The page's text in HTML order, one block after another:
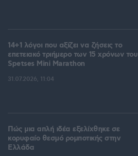
14+1 λόγοι που αξίζει να ζήσεις το
επετειακό τριήμερο των 15 χρόνων του
Spetses Mini Marathon
31.07.2026, 11:04
Πώς μια απλή ιδέα εξελίχθηκε σε
κορυφαίο θεσμό ρομποτικής στην
Ελλάδα